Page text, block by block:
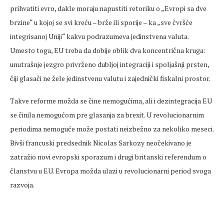
prihvatiti evro, dakle moraju napustiti retoriku o „Evropi sa dve
brzine“ u kojoj se svi kreću – brže ili sporije – ka „sve čvršće
integrisanoj Uniji“ kakvu podrazumeva jedinstvena valuta.
Umesto toga, EU treba da dobije oblik dva koncentrična kruga:
unutrašnje jezgro privrženo dubljoj integraciji i spoljašnji prsten,
čiji glasači ne žele jedinstvenu valutu i zajednički fiskalni prostor.
Takve reforme možda se čine nemogućima, ali i dezintegracija EU
se činila nemogućom pre glasanja za brexit. U revolucionarnim
periodima nemoguće može postati neizbežno za nekoliko meseci.
Bivši francuski predsednik Nicolas Sarkozy neočekivano je
zatražio novi evropski sporazum i drugi britanski referendum o
članstvu u EU. Evropa možda ulazi u revolucionarni period svoga
razvoja.